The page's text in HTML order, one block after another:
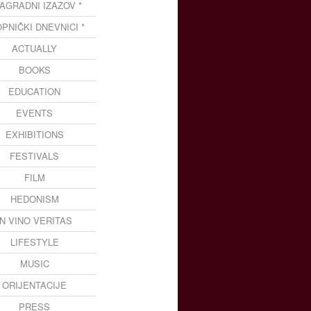
IZAZOV *
DNEVNICI *
ACTUALLY
BOOKS
EDUCATION
EVENTS
EXHIBITIONS
FESTIVALS
FILM
HEDONISM
VINO VERITAS
LIFESTYLE
MUSIC
ORIJENTACIJE
PRESS